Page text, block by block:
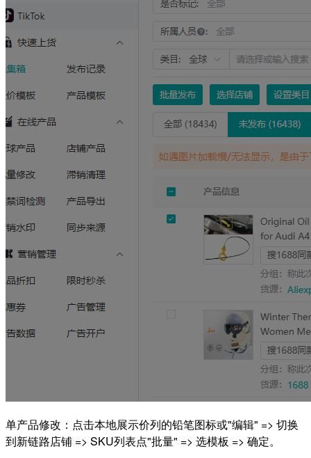
单产品修改：点击本地展示价列的铅笔图标或"编辑" => 切换
到新链路店铺 => SKU列表点"批量" => 选模板 => 确定。